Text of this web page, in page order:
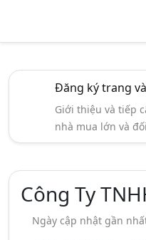
Đăng ký trang
Giới thiệu và tiếp
nhà mua lớn và
Công Ty
Ngày cập nhật gần